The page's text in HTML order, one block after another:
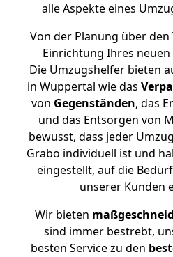
alle Aspekte eines
Von der Planung über
Einrichtung Ihres neuen
Die Umzugshelfer bieten
in Wuppertal wie das
von Gegenständen, das
und das Entsorgen von
bewusst, dass jeder
Grabo individuell ist und
eingestellt, auf die
unserer Kunden
Wir bieten
sind immer bestrebt,
besten Service zu den